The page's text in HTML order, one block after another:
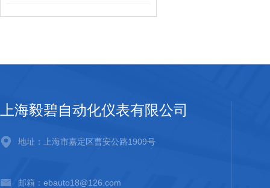
上海毅碧自动化仪表有限公司
地址：上海市嘉定区曹安公路1909号
邮箱：ebauto18@126.com